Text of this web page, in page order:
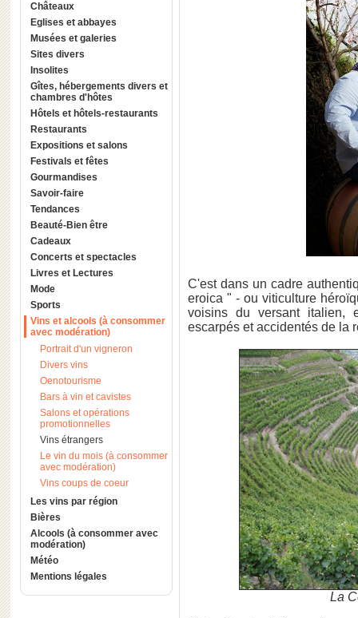
Châteaux
Eglises et abbayes
Musées et galeries
Sites divers
Insolites
Gîtes, hébergements divers et
chambres d'hôtes
Hôtels et hôtels-restaurants
Restaurants
Expositions et salons
Festivals et fêtes
Gourmandises
Savoir-faire
Tendances
Beauté-Bien être
Cadeaux
Concerts et spectacles
Livres et Lectures
Mode
Sports
Vins et alcools (à consommer
avec modération)
Portrait d'un vigneron
Divers vins
Oenotourisme
Bars à vin et cavistes
Salons et opérations
promotionnelles
Vins étrangers
Le vin du mois (à consommer
avec modération)
Vins coups de coeur
Les vins par région
Bières
Alcools (à consommer avec
modération)
Météo
Mentions légales
C'est dans un cadre
eroica " - ou viticulture
voisins du versant italien,
escarpés et accidentés de la
La